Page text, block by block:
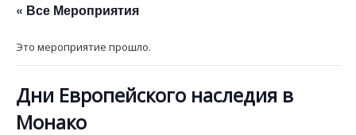
« Все Мероприятия
Это мероприятие прошло.
Дни Европейского наследия в
Монако